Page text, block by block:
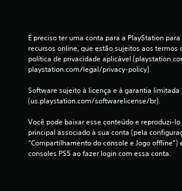
É preciso ter uma conta para a PlayStation para
recursos online, que estão sujeitos aos termos
política de privacidade aplicável
playstation.com/legal/privacy-policy).
Software sujeito à licença e à garantia limitada
(us.playstation.com/softwarelicense/br).
Você pode baixar esse conteúdo e reproduzi-lo
principal associado à sua conta (pela
“Compartilhamento do console e Jogo offline”)
consoles PS5 ao fazer login com essa conta.